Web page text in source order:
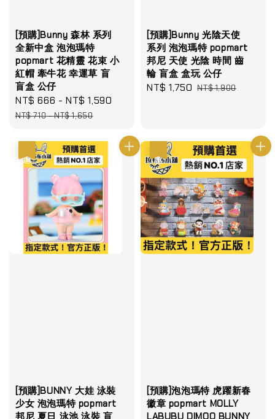
[預購]Bunny 森林 系列
全新中盒 泡泡瑪特
popmart 花精靈 花束 小
紅帽 牽牛花 幸運草 盲
盲盒 公仔
Sale
price
NT$ 666 -NT$ 1,590
NT$ 710-NT$ 1,650
[預購]Bunny 光陰天使
系列 泡泡瑪特 popmart
邦尼 天使 光陰 時間 齒
輪 盲盒 盒玩 公仔
Sale
NT$ 1,750 Regular
NT$ 1,900
[預購]BUNNY 大娃 泳裝
少女 泡泡瑪特 popmart
[預購]泡泡瑪特 虎躍新春
徽章 popmart MOLLY